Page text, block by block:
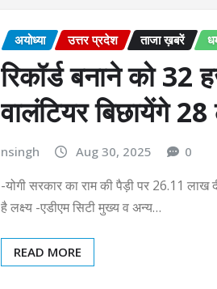
अयोध्या उत्तर प्रदेश ताजा ख़बरें
रिकॉर्ड बनाने को 32
वालंटियर बिछायेंगे
nsingh Aug 30, 2025 0
-योगी सरकार का राम की पैड़ी पर 26.11 लाख
है लक्ष्य -एडीएम सिटी मुख्य व अन्य…
READ MORE